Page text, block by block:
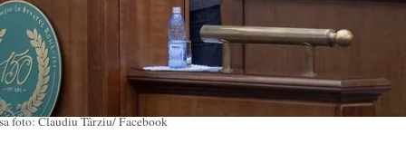
foto: Claudiu Târziu/ Facebook